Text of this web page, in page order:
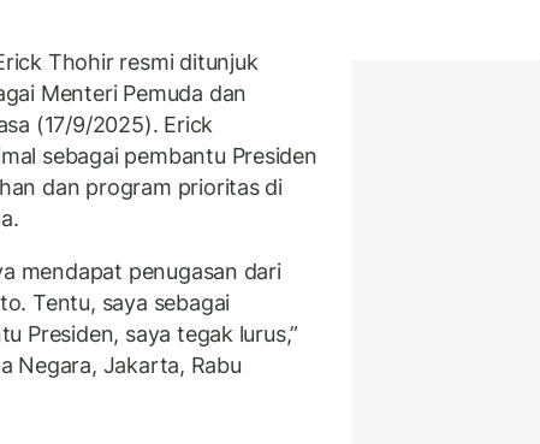
Thohir resmi ditunjuk
Menteri Pemuda dan
(17/9/2025). Erick
sebagai pembantu Presiden
dan program prioritas di
mendapat penugasan dari
Tentu, saya sebagai
Presiden, saya tegak lurus,”
Negara, Jakarta, Rabu